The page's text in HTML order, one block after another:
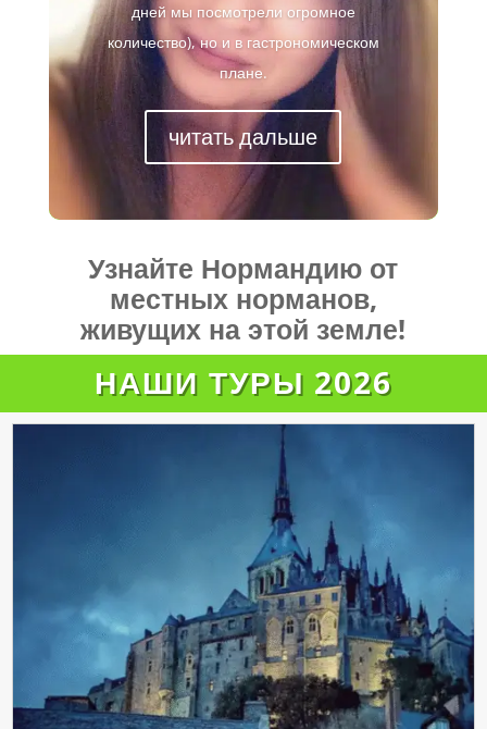
дней мы посмотрели огромное
количество), но и в гастрономическом
плане.
читать дальше
Узнайте Нормандию от
местных норманов,
живущих на этой земле!
НАШИ ТУРЫ 2026